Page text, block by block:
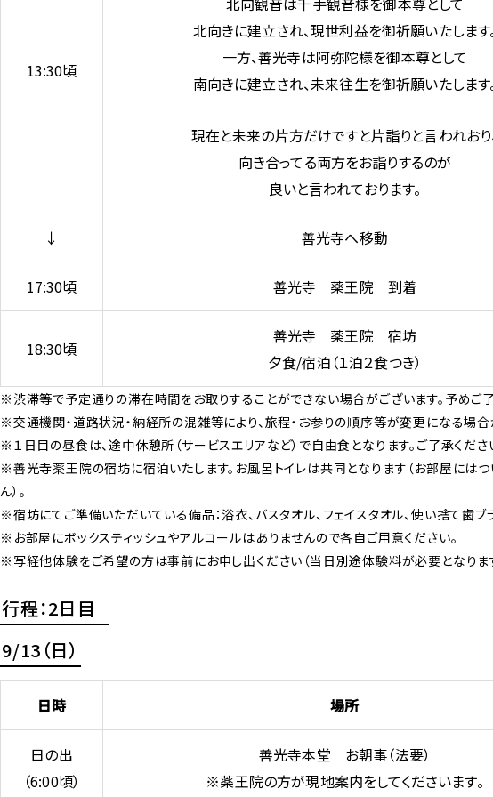
13:30頃
北向きに建立され、現世利益を御祈願いたします
一方、善光寺は阿弥陀様を御本尊として
南向きに建立され、未来往生を御祈願いたします
現在と未来の片方だけですと片詣りと言われおり
向き合ってる両方をお詣りするのが
良いと言われております。
↓ 善光寺へ移動
17:30頃 善光寺 薬王院 到着
18:30頃
善光寺 薬王院 宿坊
夕食/宿泊（１泊２食つき）
※渋滞等で予定通りの滞在時間をお取りすることができない場合がございます。予めご了
※交通機関・道路状況・納経所の混雑等により、旅程・お参りの順序等が変更になる場合
※１日目の昼食は、途中休憩所（サービスエリアなど）で自由食となります。ご了承くださ
※善光寺薬王院の宿坊に宿泊いたします。お風呂トイレは共同となります（お部屋にはつ
ん）。
※宿坊にてご準備いただいている備品：浴衣、バスタオル、フェイスタオル、使い捨て歯ブ
※お部屋にボックスティッシュやアルコールはありませんので各自ご用意ください。
※写経他体験をご希望の方は事前にお申し出ください（当日別途体験料が必要となりま
行程：2日目
9/13（日）
日時 場所
日の出
（6:00頃）
善光寺本堂 お朝事（法要）
※薬王院の方が現地案内をしてくださいます。